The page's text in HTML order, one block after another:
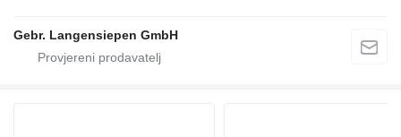
Gebr. Langensiepen GmbH